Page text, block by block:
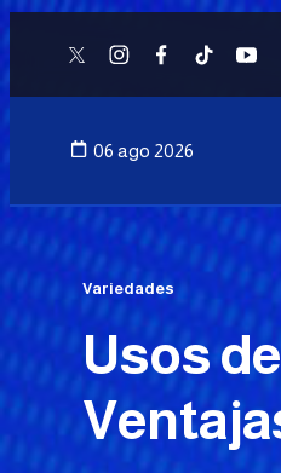
twitterinstagram
facebook
tiktok
06 ago 2026
Variedades
Usos